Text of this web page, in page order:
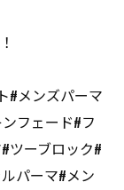
#メンズパーマ
フェード#フ
ツーブロック#
パーマ#メン